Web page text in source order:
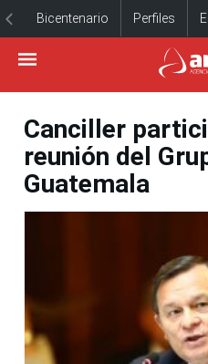
Bicentenario Perfiles
Canciller
reunión del
Guatemala